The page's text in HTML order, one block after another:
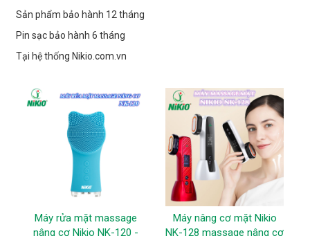
Sản phẩm bảo hành 12 tháng
Pin sạc bảo hành 6 tháng
Tại hệ thống Nikio.com.vn
Máy rửa mặt massage
nâng cơ Nikio NK-120 -
Máy nâng cơ mặt Nikio
NK-128 massage nâng cơ